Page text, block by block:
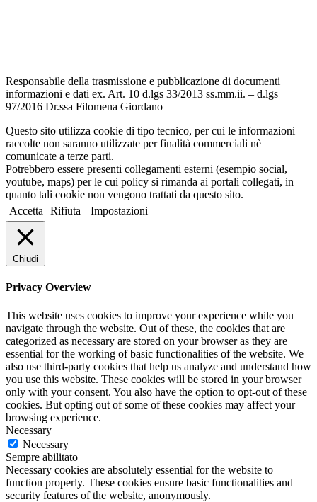
Responsabile della trasmissione e pubblicazione di documenti
informazioni e dati ex. Art. 10 d.lgs 33/2013 ss.mm.ii. – d.lgs
97/2016 Dr.ssa Filomena Giordano
Questo sito utilizza cookie di tipo tecnico, per cui le informazioni
raccolte non saranno utilizzate per finalità commerciali nè
comunicate a terze parti.
Potrebbero essere presenti collegamenti esterni (esempio social,
youtube, maps) per le cui policy si rimanda ai portali collegati, in
quanto tali cookie non vengono trattati da questo sito.
Accetta
Rifiuta Impostazioni
Chiudi
Privacy Overview
This website uses cookies to improve your experience while you
navigate through the website. Out of these, the cookies that are
categorized as necessary are stored on your browser as they are
essential for the working of basic functionalities of the website. We
also use third-party cookies that help us analyze and understand how
you use this website. These cookies will be stored in your browser
only with your consent. You also have the option to opt-out of these
cookies. But opting out of some of these cookies may affect your
browsing experience.
Necessary
Necessary
Sempre abilitato
Necessary cookies are absolutely essential for the website to
function properly. These cookies ensure basic functionalities and
security features of the website, anonymously.